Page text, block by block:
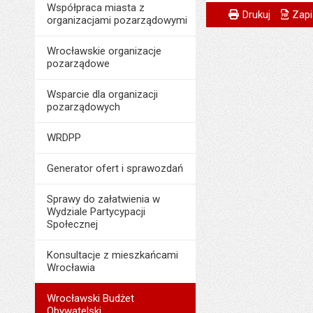
Współpraca miasta z
organizacjami pozarządowymi
Wrocławskie organizacje
pozarządowe
Wsparcie dla organizacji
pozarządowych
WRDPP
Generator ofert i sprawozdań
Sprawy do załatwienia w
Wydziale Partycypacji
Społecznej
Konsultacje z mieszkańcami
Wrocławia
Wrocławski Budżet
Wytworzył:
Data wytworzenia:
Metryczka
Odpowiedzialny
Powiadom
Drukuj